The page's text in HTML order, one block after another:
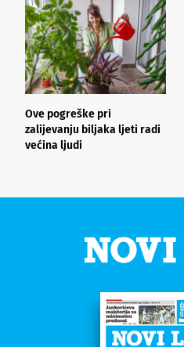
Ove pogreške pri
zalijevanju biljaka ljeti radi
većina ljudi